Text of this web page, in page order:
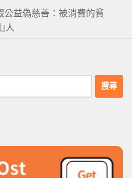
公益偽慈善：被消費的貧
人